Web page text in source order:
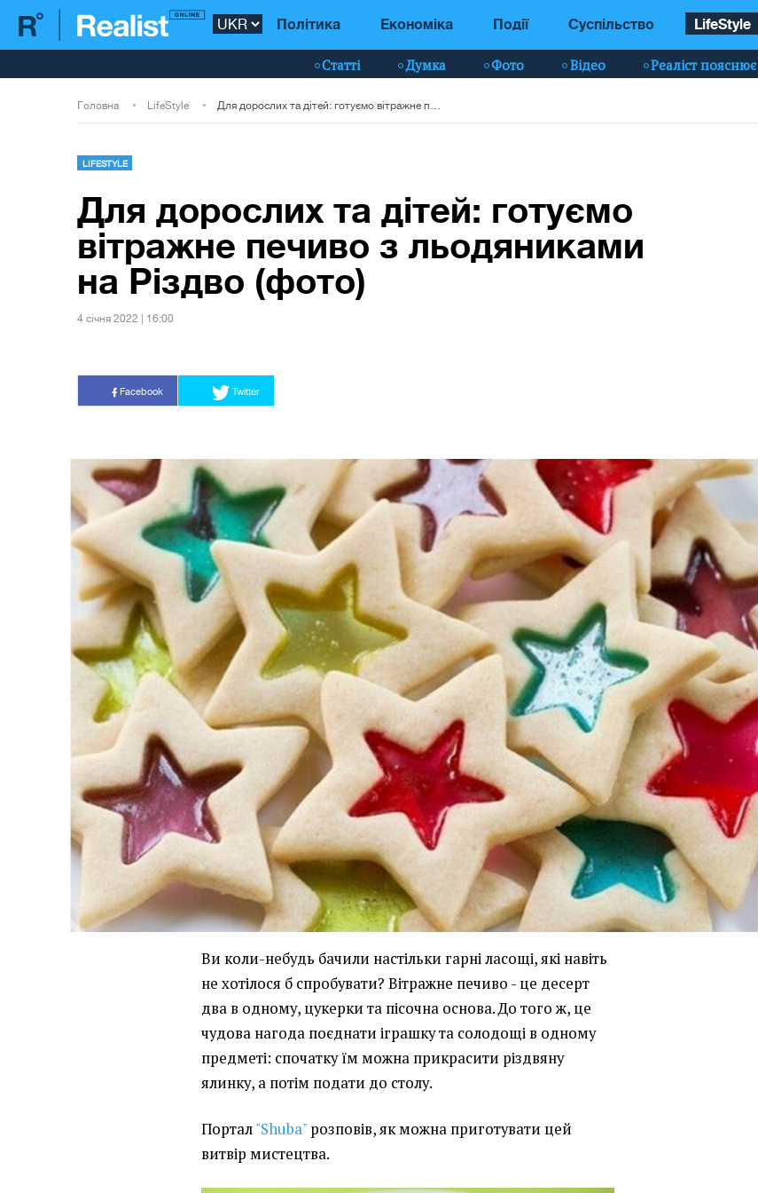
Політика Економіка Події Суспільство LifeStyle
Статті Думка Фото Відео Реаліст пояснює
Головна LifeStyle
LIFESTYLE
Для дорослих та дітей: готуємо
вітражне печиво з льодяниками
на Різдво (фото)
4 сiчня 2022 | 16:00
Facebook Twitter
Ви коли-небудь бачили настільки гарні ласощі, які навіть
не хотілося б спробувати? Вітражне печиво - це десерт
два в одному, цукерки та пісочна основа. До того ж, це
чудова нагода поєднати іграшку та солодощі в одному
предметі: спочатку їм можна прикрасити різдвяну
ялинку, а потім подати до столу.
Портал"Shuba" розповів, як можна приготувати цей
витвір мистецтва.